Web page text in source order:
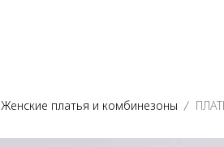
Женские платья и комбинезоны